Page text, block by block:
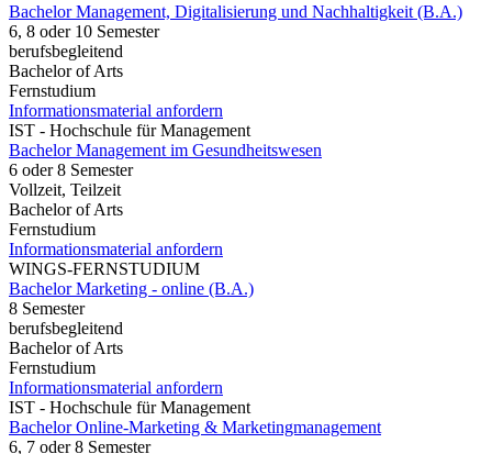
Bachelor Management, Digitalisierung und Nachhaltigkeit (B.A.)
6, 8 oder 10 Semester
berufsbegleitend
Bachelor of Arts
Fernstudium
Informationsmaterial anfordern
IST - Hochschule für Management
Bachelor Management im Gesundheitswesen
6 oder 8 Semester
Vollzeit, Teilzeit
Bachelor of Arts
Fernstudium
Informationsmaterial anfordern
WINGS-FERNSTUDIUM
Bachelor Marketing - online (B.A.)
8 Semester
berufsbegleitend
Bachelor of Arts
Fernstudium
Informationsmaterial anfordern
IST - Hochschule für Management
Bachelor Online-Marketing & Marketingmanagement
6, 7 oder 8 Semester